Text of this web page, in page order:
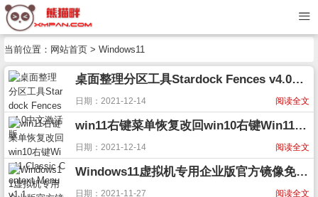
当前位置： 网站首页 > Windows11
桌面整理分区工具Stardock Fences v4.0中文激活版
阅读全文
日期：2021-12-14
win11右键菜单恢复改回win10右键Win11 Classic Context Menu v1.1
阅读全文
日期：2021-12-14
Windows11虚拟机专用企业版官方镜像免费下载
阅读全文
日期：2021-11-27